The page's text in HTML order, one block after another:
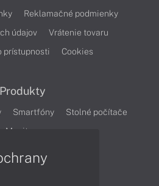
Reklamačné podmienky
údajov
Vrátenie tovaru
prístupnosti
Cookies
Produkty
Smartfóny
Stolné počítače
Monitory